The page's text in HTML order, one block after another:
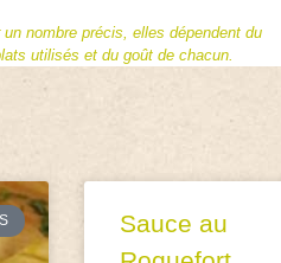
nombre précis, elles dépendent du
utilisés et du goût de chacun.
Sauce au